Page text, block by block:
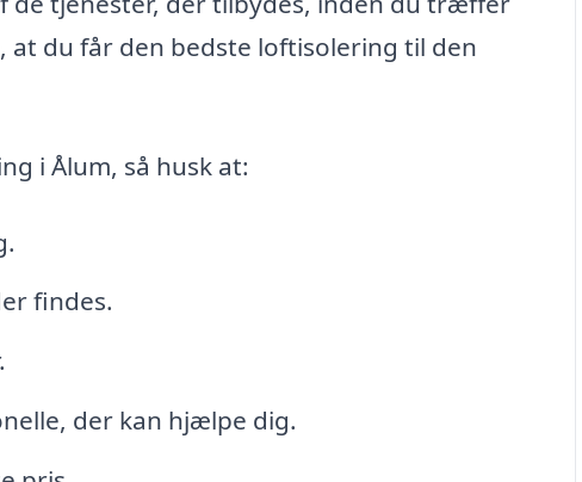
at du får den bedste loftisolering til den
i Ålum, så husk at:
findes.
der kan hjælpe dig.